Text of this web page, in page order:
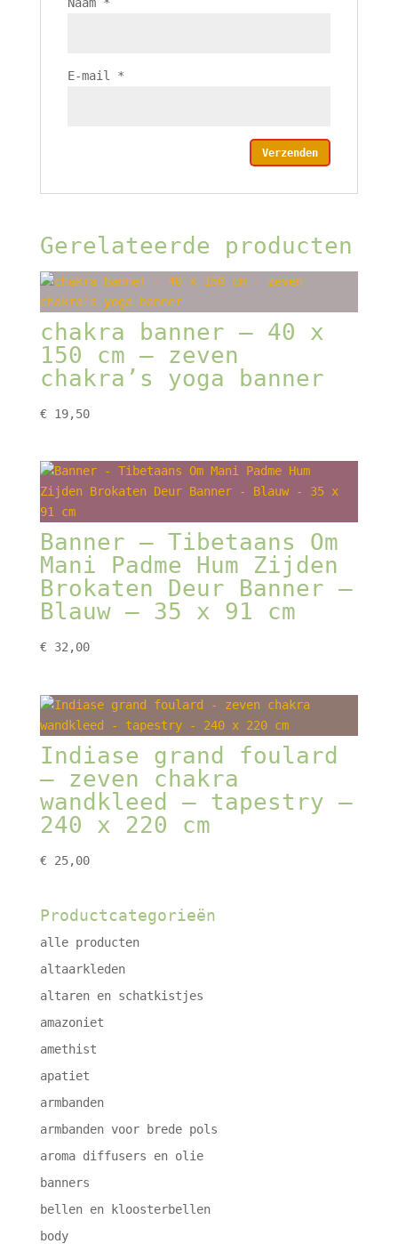
E-mail *
Gerelateerde producten
chakra banner – 40 x
150 cm – zeven
chakra’s yoga banner
€19,50
Banner – Tibetaans Om
Mani Padme Hum Zijden
Brokaten Deur Banner –
Blauw – 35 x 91 cm
€32,00
Indiase grand foulard
– zeven chakra
wandkleed – tapestry –
240 x 220 cm
€25,00
Productcategorieën
alle producten
altaarkleden
altaren en schatkistjes
amazoniet
amethist
apatiet
armbanden
armbanden voor brede pols
aroma diffusers en olie
banners
bellen en kloosterbellen
body